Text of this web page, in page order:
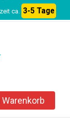
ca. 3-5 Tage
Warenkorb